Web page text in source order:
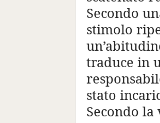
Secondo
stimolo
traduce in
stato
Secondo